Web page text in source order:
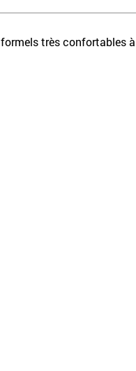
très confortables